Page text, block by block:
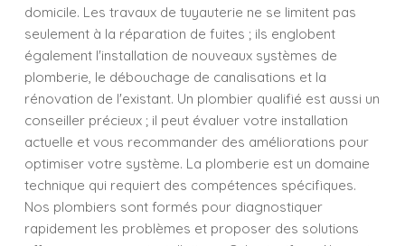
domicile. Les travaux de tuyauterie ne se limitent pas
seulement à la réparation de fuites ; ils englobent
également l'installation de nouveaux systèmes de
plomberie, le débouchage de canalisations et la
rénovation de l'existant. Un plombier qualifié est aussi un
conseiller précieux ; il peut évaluer votre installation
actuelle et vous recommander des améliorations pour
optimiser votre système. La plomberie est un domaine
technique qui requiert des compétences spécifiques.
Nos plombiers sont formés pour diagnostiquer
rapidement les problèmes et proposer des solutions